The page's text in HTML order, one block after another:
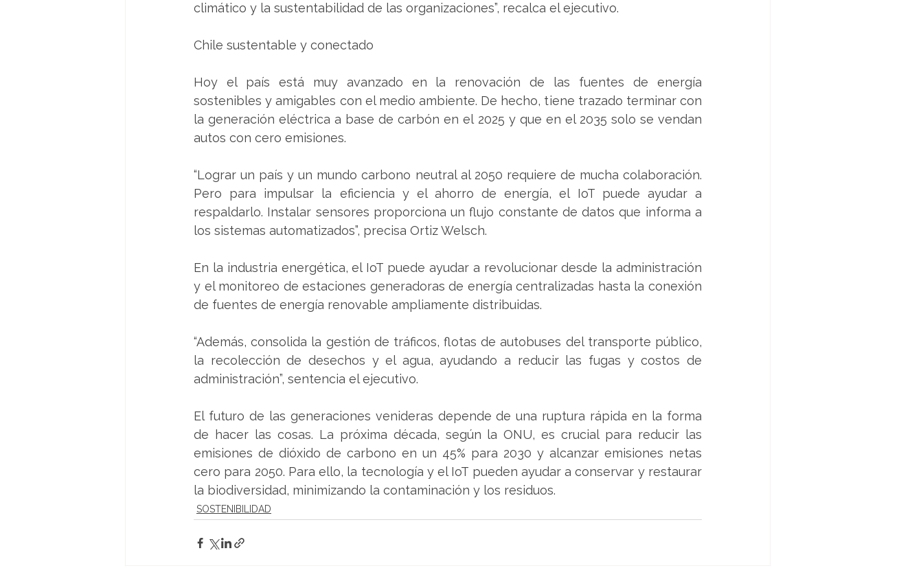
climático y la sustentabilidad de las organizaciones”, recalca el ejecutivo.
Chile sustentable y conectado
Hoy el país está muy avanzado en la renovación de las fuentes de energía
sostenibles y amigables con el medio ambiente. De hecho, tiene trazado terminar con
la generación eléctrica a base de carbón en el 2025 y que en el 2035 solo se vendan
autos con cero emisiones.
“Lograr un país y un mundo carbono neutral al 2050 requiere de mucha colaboración.
Pero para impulsar la eficiencia y el ahorro de energía, el IoT puede ayudar a
respaldarlo. Instalar sensores proporciona un flujo constante de datos que informa a
los sistemas automatizados”, precisa Ortiz Welsch.
En la industria energética, el IoT puede ayudar a revolucionar desde la administración
y el monitoreo de estaciones generadoras de energía centralizadas hasta la conexión
de fuentes de energía renovable ampliamente distribuidas.
“Además, consolida la gestión de tráficos, flotas de autobuses del transporte público,
la recolección de desechos y el agua, ayudando a reducir las fugas y costos de
administración”, sentencia el ejecutivo.
El futuro de las generaciones venideras depende de una ruptura rápida en la forma
de hacer las cosas. La próxima década, según la ONU, es crucial para reducir las
emisiones de dióxido de carbono en un 45% para 2030 y alcanzar emisiones netas
cero para 2050. Para ello, la tecnología y el IoT pueden ayudar a conservar y restaurar
la biodiversidad, minimizando la contaminación y los residuos.
SOSTENIBILIDAD